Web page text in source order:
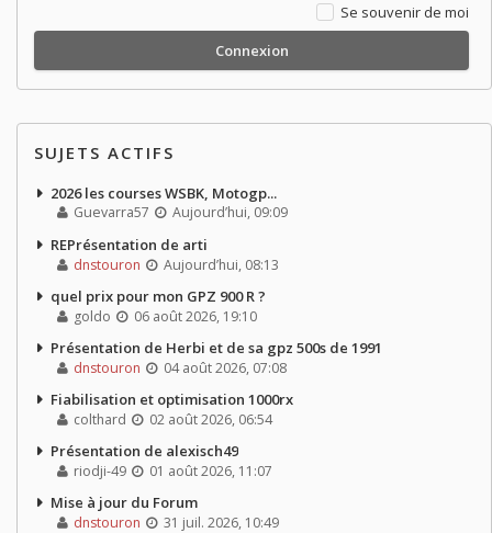
Se souvenir de moi
SUJETS ACTIFS
2026 les courses WSBK, Motogp...
Guevarra57 Aujourd’hui, 09:09
REPrésentation de arti
dnstouron Aujourd’hui, 08:13
quel prix pour mon GPZ 900 R ?
goldo 06 août 2026, 19:10
Présentation de Herbi et de sa gpz 500s de 1991
dnstouron 04 août 2026, 07:08
Fiabilisation et optimisation 1000rx
colthard 02 août 2026, 06:54
Présentation de alexisch49
riodji-49 01 août 2026, 11:07
Mise à jour du Forum
dnstouron 31 juil. 2026, 10:49